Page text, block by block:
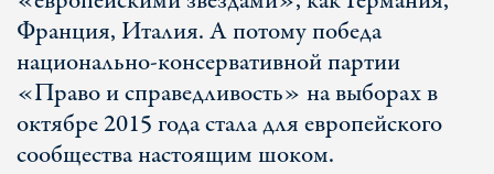
Франция, Италия. А потому победа
национально-консервативной партии
«Право и справедливость» на выборах в
октябре 2015 года стала для европейского
сообщества настоящим шоком.